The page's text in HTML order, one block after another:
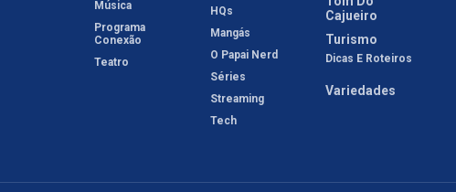
Música
Programa
Conexão
Teatro
HQs
Mangás
O Papai Nerd
Séries
Streaming
Tech
Cajueiro
Turismo
Dicas E Roteiros
Variedades